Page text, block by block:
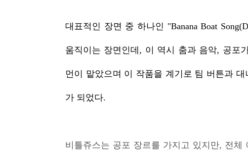
대표적인 장면 중 하나인 "Banana Boat
움직이는 장면인데, 이 역시 춤과 음악, 공포
먼이 맡았으며 이 작품을 계기로 팀 버튼과
가 되었다.
비틀쥬스는 공포 장르를 가지고 있지만, 전체